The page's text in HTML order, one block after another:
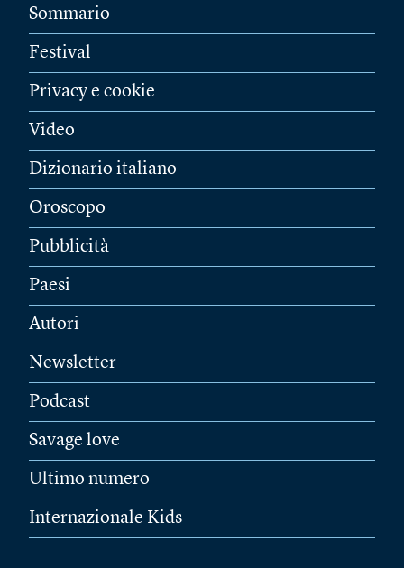
Sommario
Festival
Privacy e cookie
Video
Dizionario italiano
Oroscopo
Pubblicità
Paesi
Autori
Newsletter
Podcast
Savage love
Ultimo numero
Internazionale Kids